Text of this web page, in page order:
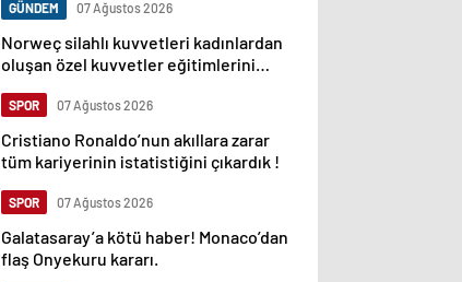
GÜNDEM 07 Ağustos 2026
Norweç silahlı kuvvetleri kadınlardan
oluşan özel kuvvetler eğitimlerini
SPOR 07 Ağustos 2026
Cristiano Ronaldo’nun akıllara zarar
tüm kariyerinin istatistiğini çıkardık !
SPOR 07 Ağustos 2026
Galatasaray’a kötü haber! Monaco’dan
flaş Onyekuru kararı.